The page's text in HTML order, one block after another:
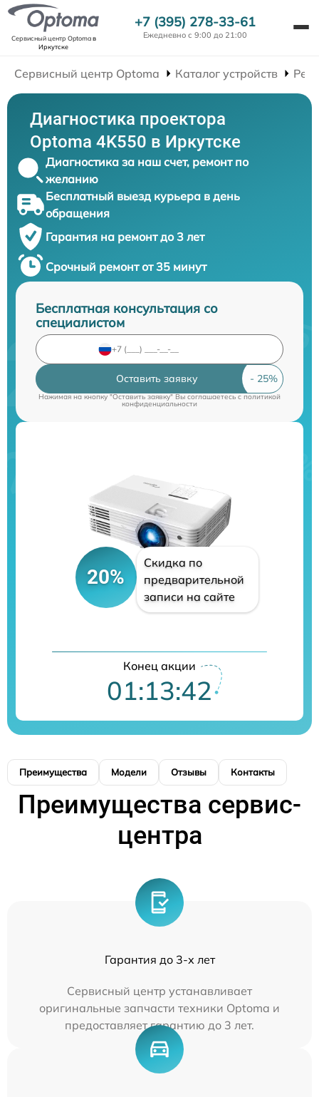
Сервисный центр Optomaв
Иркутске
+7 (395) 278-33-61
Ежедневно с 9:00 до 21:00
Сервисный центр Optoma Каталог устройств
Диагностика проектора
Optoma 4K550 в Иркутске
Диагностика за наш счет, ремонт по
желанию
Бесплатный выезд курьера в день
обращения
Гарантия на ремонт до 3 лет
Срочный ремонт от 35 минут
Бесплатная консультация со
специалистом
Оставить заявку
Нажимая на кнопку "Оставить заявку" Вы соглашаетесь cполитикой
конфиденциальности
20%
Скидка по
предварительной
записи на сайте
Конец акции
01:13:42
Преимущества Модели Отзывы Контакты
Преимущества сервис-
центра
Гарантия до 3-х лет
Сервисный центр устанавливает
оригинальные запчасти техники Optoma и
предоставляет гарантию до 3 лет.